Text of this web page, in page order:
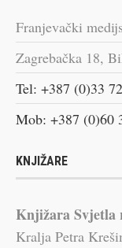
Franjevački
Zagrebačka 18,
Tel: +387 (0)33
Mob: +387 (0)60
KNJIŽARE
Knjižara Svjetla
Kralja Petra